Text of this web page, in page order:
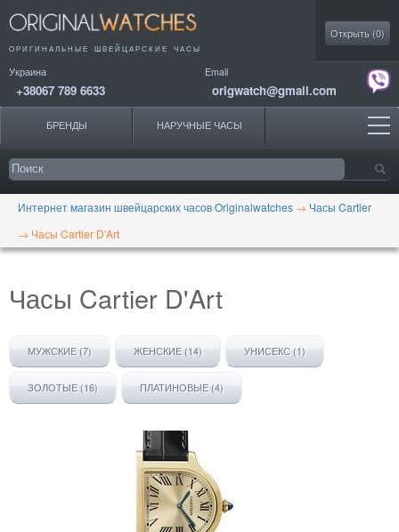
ОРИГИНАЛЬНЫЕ ШВЕЙЦАРСКИЕ ЧАСЫ
Украина
+38067 789 6633
Email
origwatch@gmail.com
Открыть (0)
БРЕНДЫ НАРУЧНЫЕ ЧАСЫ
Интернет магазин швейцарских часов Originalwatches → Часы Cartier
→ Часы Cartier D'Art
Часы Cartier D'Art
МУЖСКИЕ (7) ЖЕНСКИЕ (14) УНИСЕКС (1)
ЗОЛОТЫЕ (16) ПЛАТИНОВЫЕ (4)